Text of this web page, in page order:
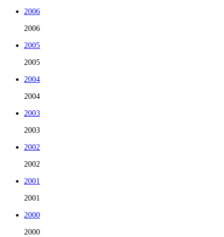
2006
2006
2005
2005
2004
2004
2003
2003
2002
2002
2001
2001
2000
2000